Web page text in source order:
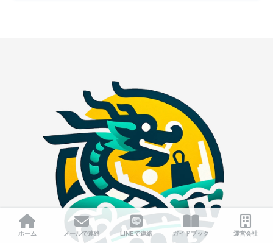
ホーム メールで連絡 LINEで連絡 ガイドブック 運営会社